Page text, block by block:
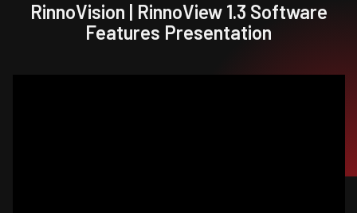
RinnoVision | RinnoView 1.3 Software
Features Presentation